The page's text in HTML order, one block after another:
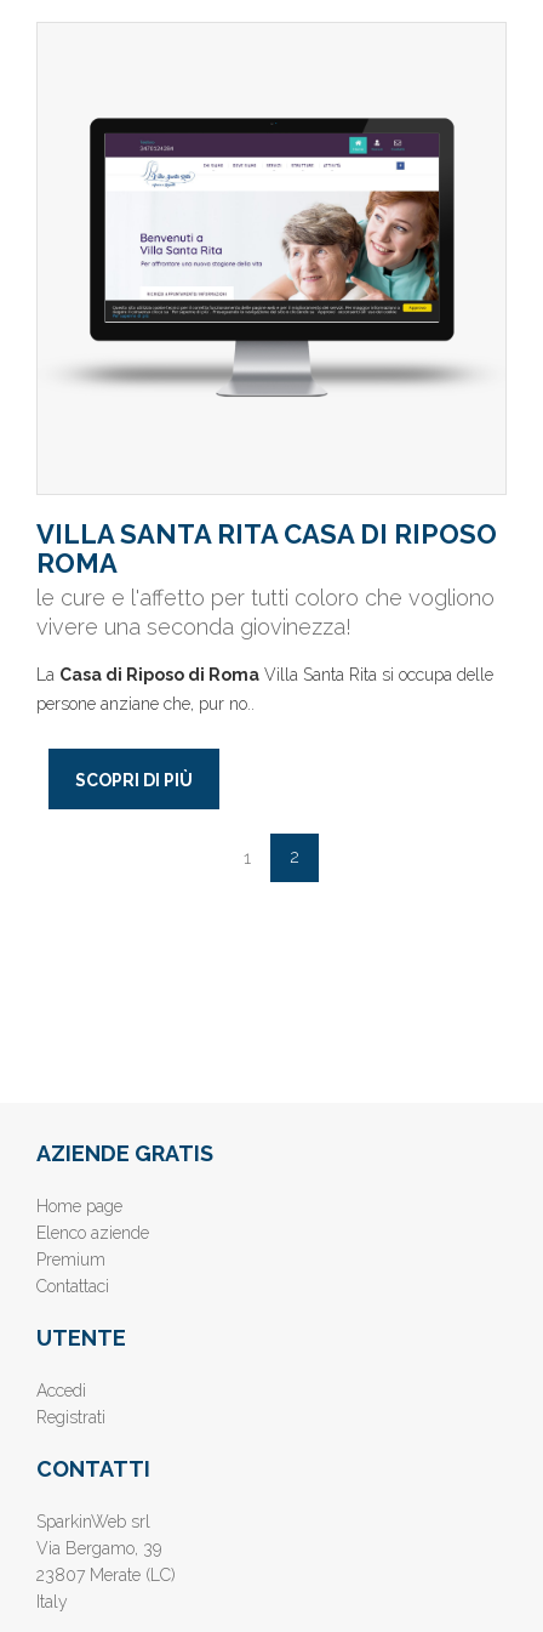
VILLA SANTA RITA CASA DI RIPOSO
ROMA
le cure e l'affetto per tutti coloro che vogliono
vivere una seconda giovinezza!
La Casa di Riposo di Roma Villa Santa Rita si occupa delle
persone anziane che, pur no..
SCOPRI DI PIÙ
1 2
AZIENDE GRATIS
Home page
Elenco aziende
Premium
Contattaci
UTENTE
Accedi
Registrati
CONTATTI
SparkinWeb srl
Via Bergamo, 39
23807 Merate (LC)
Italy